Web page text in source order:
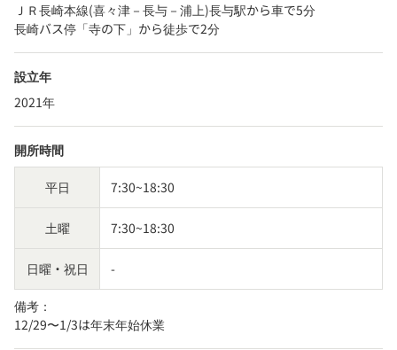
ＪＲ長崎本線(喜々津－長与－浦上)長与駅から車で5分
長崎バス停「寺の下」から徒歩で2分
設立年
2021年
開所時間
平日 7:30~18:30
土曜 7:30~18:30
日曜・祝日 -
備考：
12/29〜1/3は年末年始休業